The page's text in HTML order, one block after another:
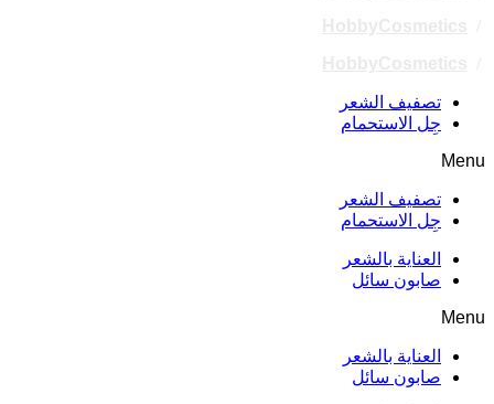
تصفيف الشعر
جِل الاستحمام
Menu
تصفيف الشعر
جِل الاستحمام
العناية بالشعر
صابون سائل
Menu
العناية بالشعر
صابون سائل